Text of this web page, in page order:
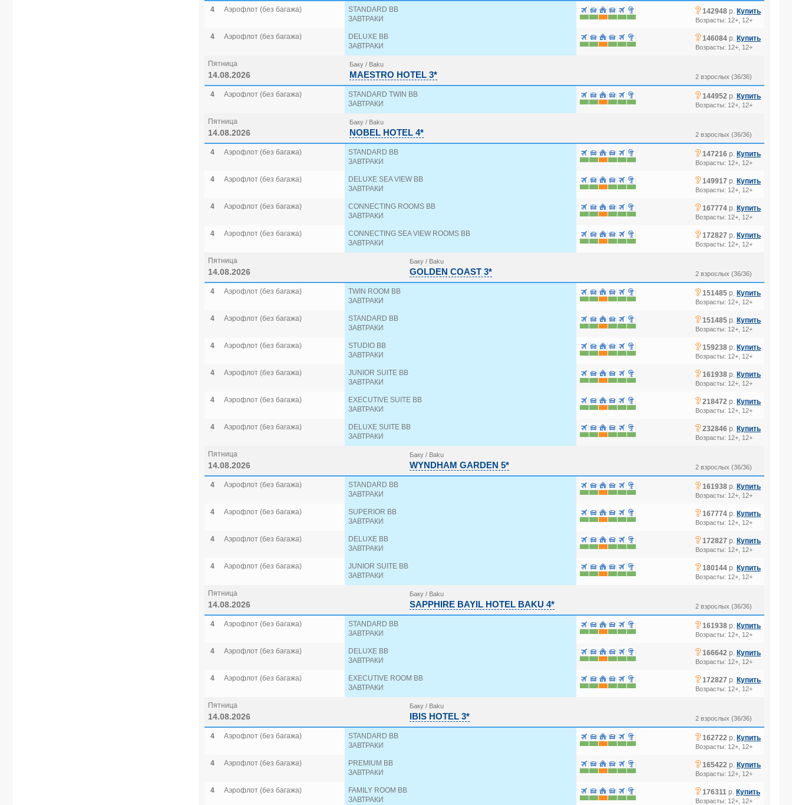
4 Аэрофлот (без багажа)
STANDARD BB
ЗАВТРАКИ
? 142948 р. Купить
Возрасты: 12+, 12+
4 Аэрофлот (без багажа)
DELUXE BB
ЗАВТРАКИ
? 146084 р. Купить
Возрасты: 12+, 12+
Пятница
14.08.2026
Баку / Baku
MAESTRO HOTEL 3* 2 взрослых (36/36)
4 Аэрофлот (без багажа)
STANDARD TWIN BB
ЗАВТРАКИ
? 144952 р. Купить
Возрасты: 12+, 12+
Пятница
14.08.2026
Баку / Baku
NOBEL HOTEL 4* 2 взрослых (36/36)
4 Аэрофлот (без багажа)
STANDARD BB
ЗАВТРАКИ
? 147216 р. Купить
Возрасты: 12+, 12+
4 Аэрофлот (без багажа)
DELUXE SEA VIEW BB
ЗАВТРАКИ
? 149917 р. Купить
Возрасты: 12+, 12+
4 Аэрофлот (без багажа)
CONNECTING ROOMS BB
ЗАВТРАКИ
? 167774 р. Купить
Возрасты: 12+, 12+
4 Аэрофлот (без багажа)
CONNECTING SEA VIEW ROOMS BB
ЗАВТРАКИ
? 172827 р. Купить
Возрасты: 12+, 12+
Пятница
14.08.2026
Баку / Baku
GOLDEN COAST 3* 2 взрослых (36/36)
4 Аэрофлот (без багажа)
TWIN ROOM BB
ЗАВТРАКИ
? 151485 р. Купить
Возрасты: 12+, 12+
4 Аэрофлот (без багажа)
STANDARD BB
ЗАВТРАКИ
? 151485 р. Купить
Возрасты: 12+, 12+
4 Аэрофлот (без багажа)
STUDIO BB
ЗАВТРАКИ
? 159238 р. Купить
Возрасты: 12+, 12+
4 Аэрофлот (без багажа)
JUNIOR SUITE BB
ЗАВТРАКИ
? 161938 р. Купить
Возрасты: 12+, 12+
4 Аэрофлот (без багажа)
EXECUTIVE SUITE BB
ЗАВТРАКИ
? 218472 р. Купить
Возрасты: 12+, 12+
4 Аэрофлот (без багажа)
DELUXE SUITE BB
ЗАВТРАКИ
? 232846 р. Купить
Возрасты: 12+, 12+
Пятница
14.08.2026
Баку / Baku
WYNDHAM GARDEN 5* 2 взрослых (36/36)
4 Аэрофлот (без багажа)
STANDARD BB
ЗАВТРАКИ
? 161938 р. Купить
Возрасты: 12+, 12+
4 Аэрофлот (без багажа)
SUPERIOR BB
ЗАВТРАКИ
? 167774 р. Купить
Возрасты: 12+, 12+
4 Аэрофлот (без багажа)
DELUXE BB
ЗАВТРАКИ
? 172827 р. Купить
Возрасты: 12+, 12+
4 Аэрофлот (без багажа)
JUNIOR SUITE BB
ЗАВТРАКИ
? 180144 р. Купить
Возрасты: 12+, 12+
Пятница
14.08.2026
Баку / Baku
SAPPHIRE BAYIL HOTEL BAKU 4* 2 взрослых (36/36)
4 Аэрофлот (без багажа)
STANDARD BB
ЗАВТРАКИ
? 161938 р. Купить
Возрасты: 12+, 12+
4 Аэрофлот (без багажа)
DELUXE BB
ЗАВТРАКИ
? 166642 р. Купить
Возрасты: 12+, 12+
4 Аэрофлот (без багажа)
EXECUTIVE ROOM BB
ЗАВТРАКИ
? 172827 р. Купить
Возрасты: 12+, 12+
Пятница
14.08.2026
Баку / Baku
IBIS HOTEL 3* 2 взрослых (36/36)
4 Аэрофлот (без багажа)
STANDARD BB
ЗАВТРАКИ
? 162722 р. Купить
Возрасты: 12+, 12+
4 Аэрофлот (без багажа)
PREMIUM BB
ЗАВТРАКИ
? 165422 р. Купить
Возрасты: 12+, 12+
4 Аэрофлот (без багажа)
FAMILY ROOM BB
ЗАВТРАКИ
? 176311 р. Купить
Возрасты: 12+, 12+